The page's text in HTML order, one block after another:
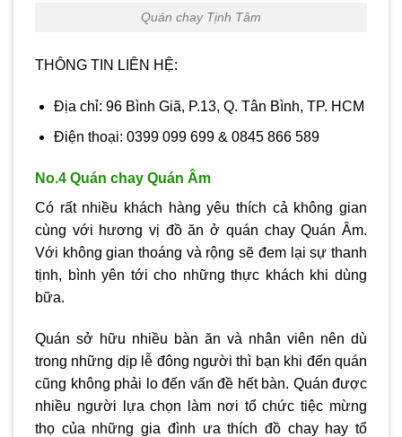
Quán chay Tịnh Tâm
THÔNG TIN LIÊN HỆ:
Địa chỉ: 96 Bình Giã, P.13, Q. Tân Bình, TP. HCM
Điện thoại: 0399 099 699 & 0845 866 589
No.4 Quán chay Quán Âm
Có rất nhiều khách hàng yêu thích cả không gian
cùng với hương vị đồ ăn ở quán chay Quán Âm.
Với không gian thoáng và rộng sẽ đem lại sự thanh
tịnh, bình yên tới cho những thực khách khi dùng
bữa.
Quán sở hữu nhiều bàn ăn và nhân viên nên dù
trong những dịp lễ đông người thì bạn khi đến quán
cũng không phải lo đến vấn đề hết bàn. Quán được
nhiều người lựa chọn làm nơi tổ chức tiệc mừng
thọ của những gia đình ưa thích đồ chay hay tổ